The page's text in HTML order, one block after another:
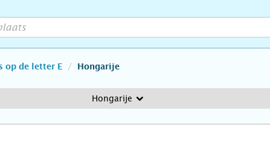
op de letter E Hongarije
Hongarije